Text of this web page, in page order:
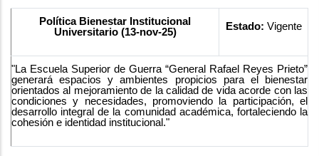
Política Bienestar Institucional
Universitario (13-nov-25)
Estado: Vigente
"La Escuela Superior de Guerra “General Rafael Reyes Prieto”
generará espacios y ambientes propicios para el bienestar
orientados al mejoramiento de la calidad de vida acorde con las
condiciones y necesidades, promoviendo la participación, el
desarrollo integral de la comunidad académica, fortaleciendo la
cohesión e identidad institucional."